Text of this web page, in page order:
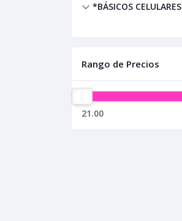
*BÁSICOS CELULARES
Rango de Precios
21.00